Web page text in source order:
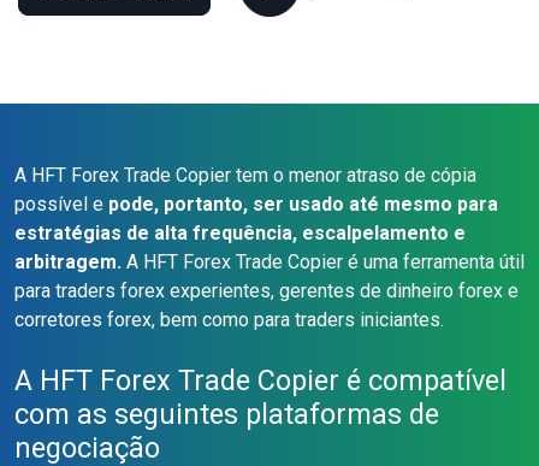
A HFT Forex Trade Copier tem o menor atraso de cópia
possível e pode, portanto, ser usado até mesmo para
estratégias de alta frequência, escalpelamento e
arbitragem. A HFT Forex Trade Copier é uma ferramenta útil
para traders forex experientes, gerentes de dinheiro forex e
corretores forex, bem como para traders iniciantes.
A HFT Forex Trade Copier é compatível
com as seguintes plataformas de
negociação